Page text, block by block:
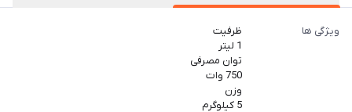
ویژگی ها
ظرفیت
1 لیتر
توان مصرفی
750 وات
وزن
5 کیلوگرم